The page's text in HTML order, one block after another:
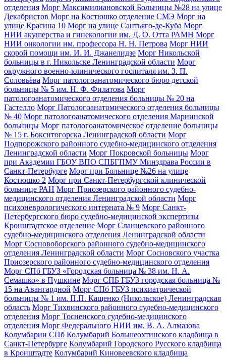
отделения Морг Максимилиановской Больницы №28 на улице
Декабристов Морг на Костюшко отделение СМЭ Морг на
улице Красина 10 Морг на улице Сантьяго-де-Куба Морг
НИИ акушерства и гинекологии им. Д. О. Отта РАМН Морг
НИИ онкологии им. профессора Н. Н. Петрова Морг НИИ
скорой помощи им. И. И. Джанелидзе Морг Никольской
больницы в г. Никольске Ленинградской области Морг
окружного военно-клинического госпиталя им. З. П.
Соловьёва Морг патологоанатомического бюро детской
больницы № 5 им. Н. Ф. Филатова Морг
патологоанатомического отделения больницы № 20 на
Гастелло Морг Патологоанатомического отделения больницы
№ 40 Морг патологоанатомического отделения Мариинской
больницы Морг патологоанатомическое отделение больницы
№ 15 г. Бокситогорска Ленинградской области Морг
Подпорожского районного судебно-медицинского отделения
Ленинградской области Морг Покровской больницы Морг
при Академии ГБОУ ВПО СПБГПМУ Минздрава России в
Санкт-Петербурге Морг при Больнице №26 на улице
Костюшко 2 Морг при Санкт-Петербургской клинической
больнице РАН Морг Приозерского районного судебно-
медицинского отделения Ленинградской области Морг
психоневрологического интерната № 9 Морг Санкт-
Петербургского бюро судебно-медицинской экспертизы
Кронштадтское отделение Морг Сланцевского районного
судебно-медицинского отделения Ленинградской области
Морг Сосновоборского районного судебно-медицинского
отделения Ленинградской области Морг Сосновского участка
Приозерского районного судебно-медицинского отделения
Морг СПб ГБУЗ «Городская больница № 38 им. Н. А.
Семашко» в Пушкине Морг СПБ ГБУЗ городская больница №
15 на Авангардной Морг СПб ГБУЗ психиатрической
больницы № 1 им. П.П. Кащенко (Никольское) Ленинградская
область Морг Тихвинского районного судебно-медицинского
отделения Морг Тосненского судебно-медицинского
отделения Морг Федерального НИИ им. В. А. Алмазова
Колумбарии СПб Колумбарий Большеохтинского кладбища в
Санкт-Петербурге Колумбарий Городского Русского кладбища
в Кронштадте Колумбарий Киновеевского кладбища